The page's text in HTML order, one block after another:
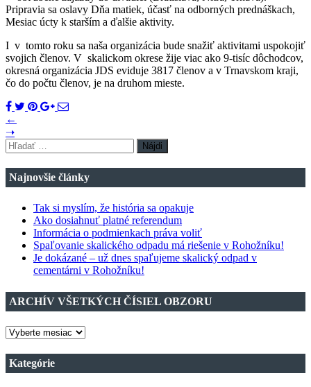
Pripravia sa oslavy Dňa matiek, účasť na odborných prednáškach,
Mesiac úcty k starším a ďalšie aktivity.
I v tomto roku sa naša organizácia bude snažiť aktivitami uspokojiť
svojich členov. V skalickom okrese žije viac ako 9-tisíc dôchodcov,
okresná organizácia JDS eviduje 3817 členov a v Trnavskom kraji,
čo do počtu členov, je na druhom mieste.
←
➝
Hľadať:
Najnovšie články
Tak si myslím, že história sa opakuje
Ako dosiahnuť platné referendum
Informácia o podmienkach práva voliť
Spaľovanie skalického odpadu má riešenie v Rohožníku!
Je dokázané – už dnes spaľujeme skalický odpad v
cementárni v Rohožníku!
ARCHÍV VŠETKÝCH ČÍSIEL OBZORU
ARCHÍV
ČÍSIEL
OBZORU
Kategórie